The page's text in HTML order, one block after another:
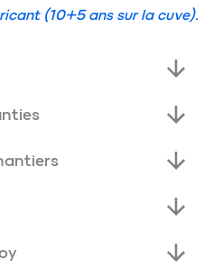
(10+5 ans sur la cuve).
pour un
se passe d’électricité pour
Son fonctionnement par
sans énergie le
en France. Pour le
non
? Envie de